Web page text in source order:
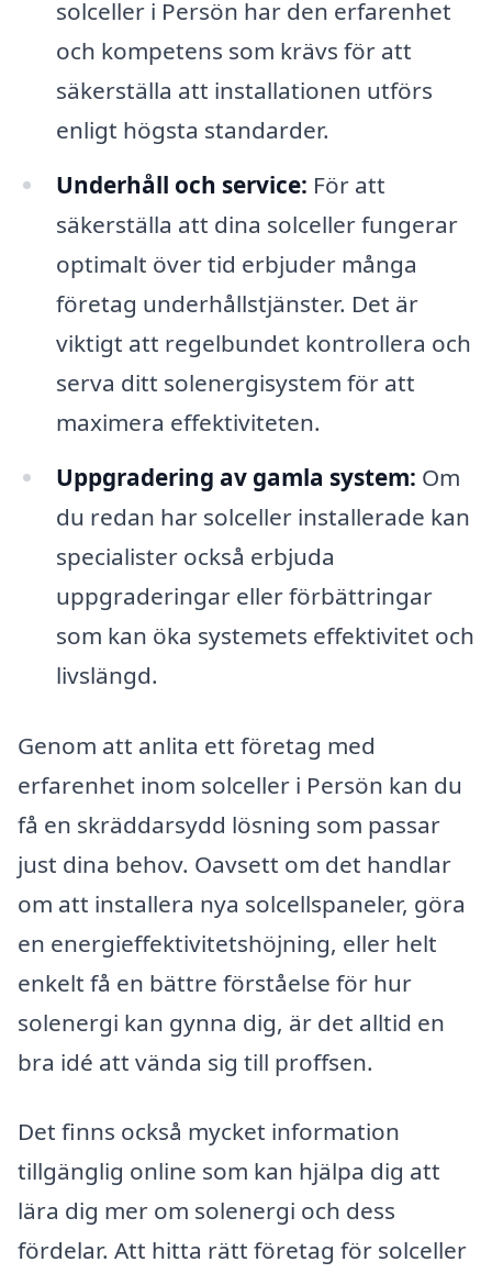
solceller i Persön har den erfarenhet
och kompetens som krävs för att
säkerställa att installationen utförs
enligt högsta standarder.
Underhåll och service: För att
säkerställa att dina solceller fungerar
optimalt över tid erbjuder många
företag underhållstjänster. Det är
viktigt att regelbundet kontrollera och
serva ditt solenergisystem för att
maximera effektiviteten.
Uppgradering av gamla system: Om
du redan har solceller installerade kan
specialister också erbjuda
uppgraderingar eller förbättringar
som kan öka systemets effektivitet och
livslängd.
Genom att anlita ett företag med
erfarenhet inom solceller i Persön kan du
få en skräddarsydd lösning som passar
just dina behov. Oavsett om det handlar
om att installera nya solcellspaneler, göra
en energieffektivitetshöjning, eller helt
enkelt få en bättre förståelse för hur
solenergi kan gynna dig, är det alltid en
bra idé att vända sig till proffsen.
Det finns också mycket information
tillgänglig online som kan hjälpa dig att
lära dig mer om solenergi och dess
fördelar. Att hitta rätt företag för solceller